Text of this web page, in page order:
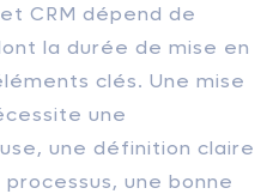
CRM dépend de
la durée de mise en
clés. Une mise
une
une définition claire
une bonne